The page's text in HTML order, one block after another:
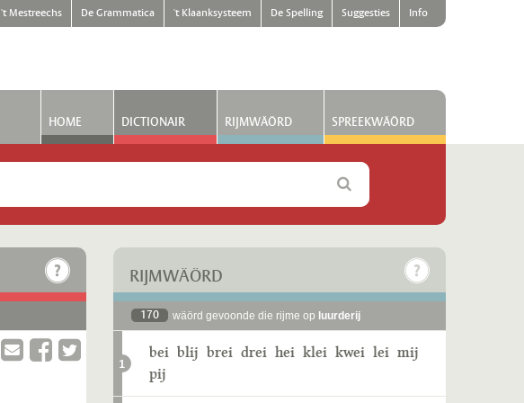
't Mestreechs De Grammatica 't Klaanksysteem De Spelling Suggesties Info
HOME DICTIONAIR RIJMWÄÖRD SPREEKWÄÖRD
RIJMWÄÖRD
170 wäörd gevoonde die rijme op luurderij
1
bei blij brei drei hei klei kwei lei mij
pij